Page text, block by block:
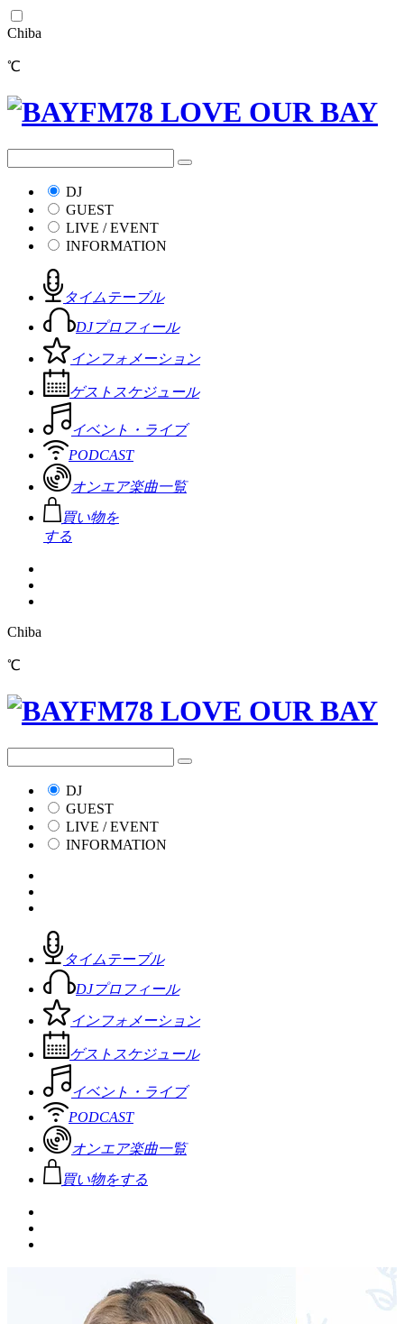
Chiba
℃
DJ
GUEST
LIVE / EVENT
INFORMATION
タイムテーブル
DJプロフィール
インフォメーション
ゲストスケジュール
イベント・ライブ
PODCAST
オンエア楽曲一覧
買い物を
する
Chiba
℃
DJ
GUEST
LIVE / EVENT
INFORMATION
タイムテーブル
DJプロフィール
インフォメーション
ゲストスケジュール
イベント・ライブ
PODCAST
オンエア楽曲一覧
買い物をする